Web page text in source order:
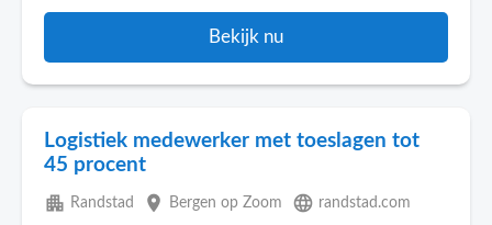
Bekijk nu
Logistiek medewerker met toeslagen tot
45 procent
apartment Randstad place Bergen op Zoom language randstad.com